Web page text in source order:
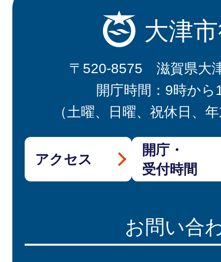
大津
〒520-8575 滋賀県大
開庁時間：9時から
（土曜、日曜、祝休日、
アクセス
開庁・
受付時間
お問い合